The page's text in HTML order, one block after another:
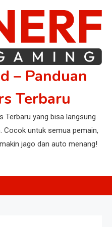
– Panduan
Terbaru
Terbaru yang bisa langsung
Cocok untuk semua pemain,
jago dan auto menang!